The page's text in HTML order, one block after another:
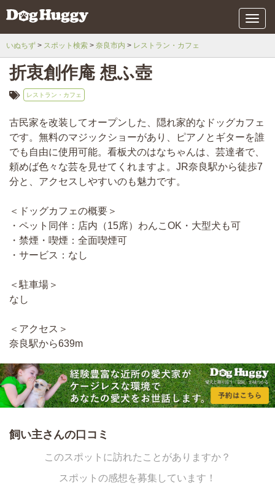
メ
ニ
いぬちず スポット検索 奈良市内 レストラン・カフェ
折衷創作庵 想ふ壺
レストラン・カフェ
古民家を改装してオープンした、隠れ家的なドッグカフェ
です。無料のマジックショーがあり、ピアノとギターを誰
でも自由に使用可能。看板犬のはなちゃんは、芸達者で、
頼めば色々な芸を見せてくれますよ。JR奈良駅から徒歩7
分と、アクセスしやすいのも魅力です。
＜ドッグカフェの概要＞
・ペット同伴：店内（15席）わんこOK・大型犬も可
・禁煙・喫煙：全面喫煙可
・サービス：なし
＜駐車場＞
なし
＜アクセス＞
奈良駅から639m
飼い主さんの口コミ
このスポットに訪れたことがありますか？
スポットの感想を募集しています！